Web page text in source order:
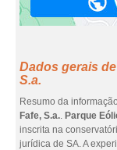
Dados gerais
S.a.
Resumo da
Fafe, S.a.. Parque
inscrita na
jurídica de SA. A